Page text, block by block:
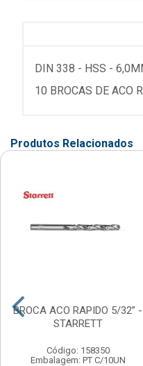
DIN 338 - HSS -
10 BROCAS DE ACO
Produtos Relacionados
BROCA ACO RAPIDO 5/32” -
STARRETT
Código: 158350
Embalagem: PT C/10UN